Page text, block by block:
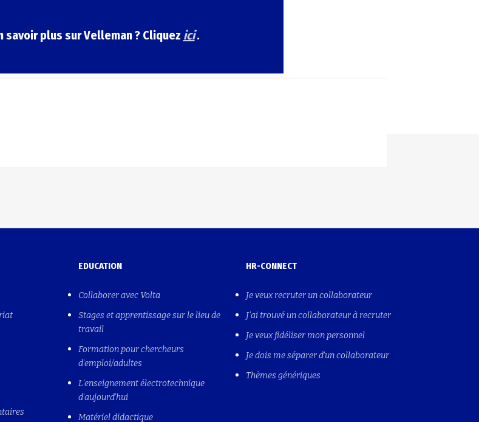
savoir plus sur Velleman ? Cliquez ici.
EDUCATION
Collaborer avec Volta
Stages et apprentissage sur le lieu de
travail
Formation pour chercheurs
d'emploi/adultes
L'enseignement électrotechnique
d'aujourd'hui
Matériel didactique
HR-CONNECT
Je veux recruter un collaborateur
J'ai trouvé un collaborateur à recruter
Je veux fidéliser mon personnel
Je dois me séparer d'un collaborateur
Thèmes génériques